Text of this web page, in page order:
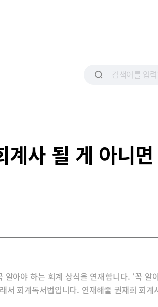
사 될 게 아니
알아야 하는 회계 상식을 연재합니다. ‘꼭
서 회계독서법입니다. 연재해줄 권재희 회